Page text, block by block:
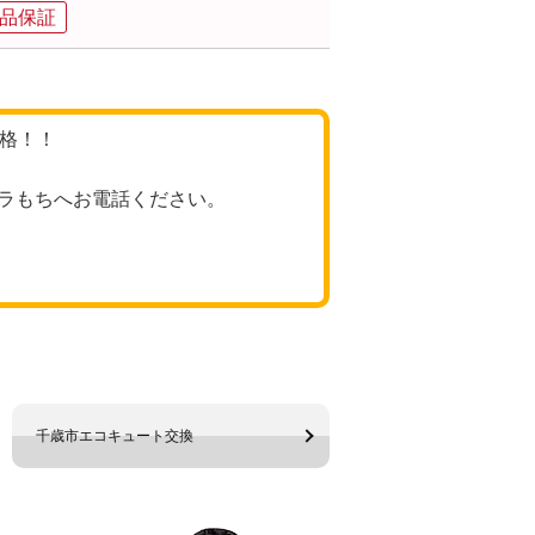
保証
！！
もちへお電話ください。
千歳市エコキュート交換